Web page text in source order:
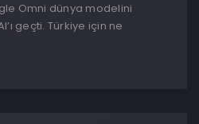
Omni dünya modelini
geçti. Türkiye için ne